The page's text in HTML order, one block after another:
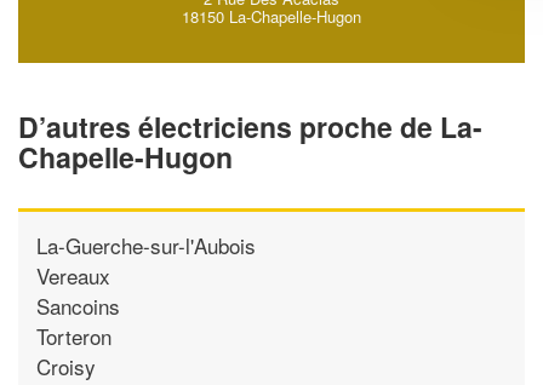
18150 La-Chapelle-Hugon
D’autres électriciens proche de La-
Chapelle-Hugon
La-Guerche-sur-l'Aubois
Vereaux
Sancoins
Torteron
Croisy